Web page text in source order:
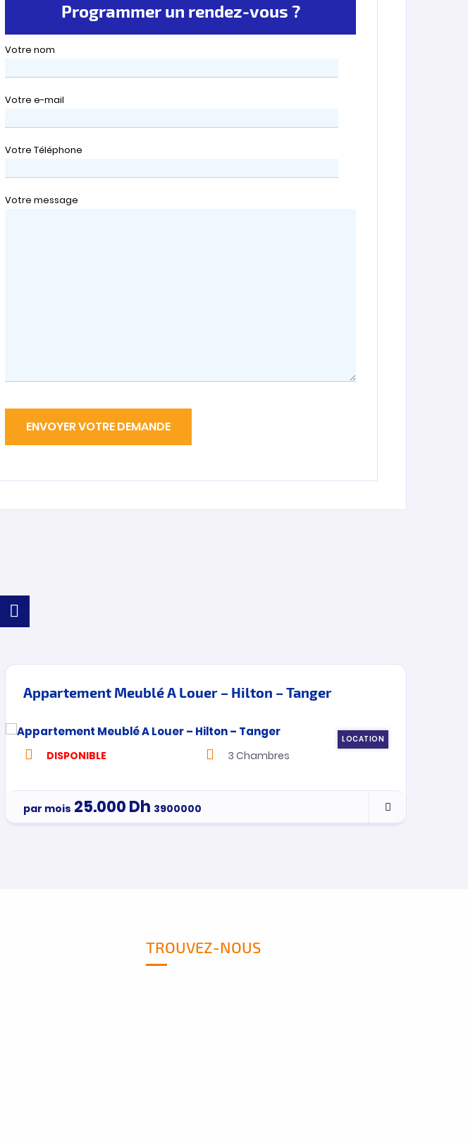
Programmer un rendez-vous ?
Votre nom
Votre e-mail
Votre Téléphone
Votre message
Appartement Meublé A Louer – Hilton – Tanger
LOCATION
DISPONIBLE 3 Chambres
par mois 25.000Dh 3900000
TROUVEZ-NOUS